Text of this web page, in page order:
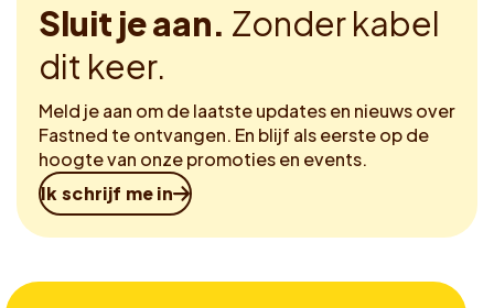
Sluit je aan. Zonder kabel
dit keer.
Meld je aan om de laatste updates en nieuws over
Fastned te ontvangen. En blijf als eerste op de
hoogte van onze promoties en events.
Ik schrijf me in